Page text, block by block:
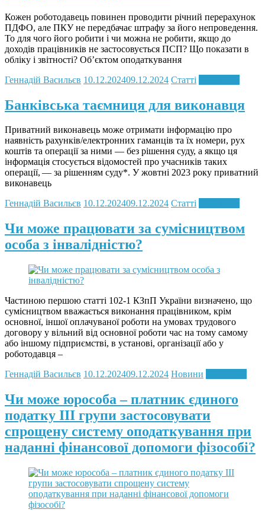
Кожен роботодавець повинен проводити річний перерахунок
ПДФО, але ПКУ не передбачає штрафу за його непроведення.
То для чого його робити і чи можна не робити, якщо до
доходів працівників не застосовується ПСП? Що показати в
обліку і звітності? Об’єктом оподаткування
Геннадій Васильєв 10.12.202409.12.2024 Статті
Банківська таємниця для виконавця
Приватний виконавець може отримати інформацію про
наявність рахунків/електронних гаманців та їх номери, рух
коштів та операції за ними — без рішення суду, а якщо ця
інформація стосується відомостей про учасників таких
операції, — за рішенням суду*. У жовтні 2023 року приватний
виконавець
Геннадій Васильєв 10.12.202409.12.2024 Статті
Чи може працювати за сумісництвом
особа з інвалідністю?
Частиною першою статті 102-1 КЗпП України визначено, що
сумісництвом вважається виконання працівником, крім
основної, іншої оплачуваної роботи на умовах трудового
договору у вільний від основної роботи час на тому самому
або іншому підприємстві, в установі, організації або у
роботодавця –
Геннадій Васильєв 10.12.202409.12.2024 Новини
Чи може юрособа – платник єдиного
податку ІІІ групи застосовувати
спрощену систему оподаткування при
наданні фінансової допомоги фізособі?